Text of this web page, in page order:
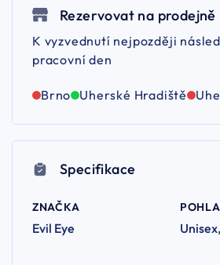
Rezervovat na prodejně
K vyzvednutí nejpozději
pracovní den
Brno Uherské Hradiště
Specifikace
ZNAČKA
Evil Eye